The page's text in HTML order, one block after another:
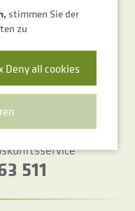
511
stimmen Sie der
zu
Deny all cookies